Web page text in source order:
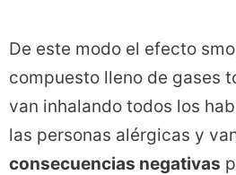
De este modo el efecto
compuesto lleno de gases
van inhalando todos los
las personas alérgicas y
consecuencias negativas